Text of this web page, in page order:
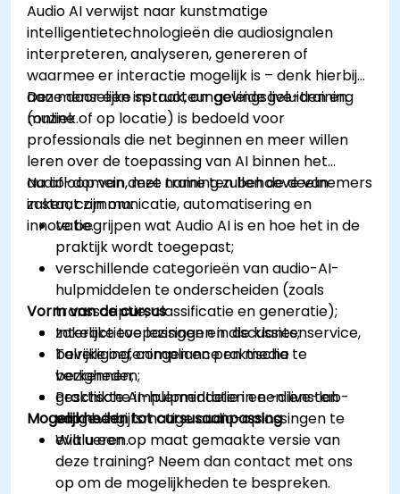
Audio AI verwijst naar kunstmatige
intelligentietechnologieën die audiosignalen
interpreteren, analyseren, genereren of
waarmee er interactie mogelijk is – denk hierbij
aan menselijke spraak, omgevingsgeluiden en
muziek.
Deze door een instructeur geleide live-training
(online of op locatie) is bedoeld voor
professionals die net beginnen en meer willen
leren over de toepassing van AI binnen het
audio-domein, met name ten behoeve van
zaken, communicatie, automatisering en
innovatie.
Na afloop van deze training zullen de deelnemers
in staat zijn om:
te begrijpen wat Audio AI is en hoe het in de
praktijk wordt toegepast;
verschillende categorieën van audio-AI-
hulpmiddelen te onderscheiden (zoals
transscriptie, classificatie en generatie);
zakelijke toepassingen in de klantenservice,
beveiliging, compliance en media te
verkennen;
geschikte AI-hulpmiddelen en -diensten
voor bedrijfsmatige audio-oplossingen te
evalueren.
Vorm van de cursus
Interactieve lezingen en discussies;
Talrijke oefeningen en praktische
bezigheden;
Praktische implementatie in een live-lab-
omgeving.
Mogelijkheden tot cursusaanpassing
Wilt u een op maat gemaakte versie van
deze training? Neem dan contact met ons
op om de mogelijkheden te bespreken.